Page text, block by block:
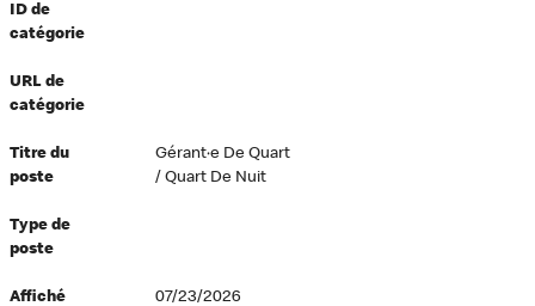
au travail
ID de
catégorie
URL de
catégorie
Titre du
poste
Gérant·e De Quart
/ Quart De Nuit
Type de
poste
Affiché 07/23/2026